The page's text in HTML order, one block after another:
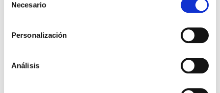
Necesario
Personalización
Análisis
Especial Militares
Descargas